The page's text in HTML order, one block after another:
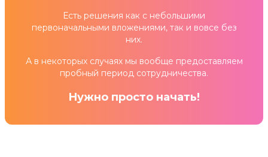
Есть решения как с небольшими
первоначальными вложениями, так и вовсе без
них.
А в некоторых случаях мы вообще предоставляем
пробный период сотрудничества.
Нужно просто начать!